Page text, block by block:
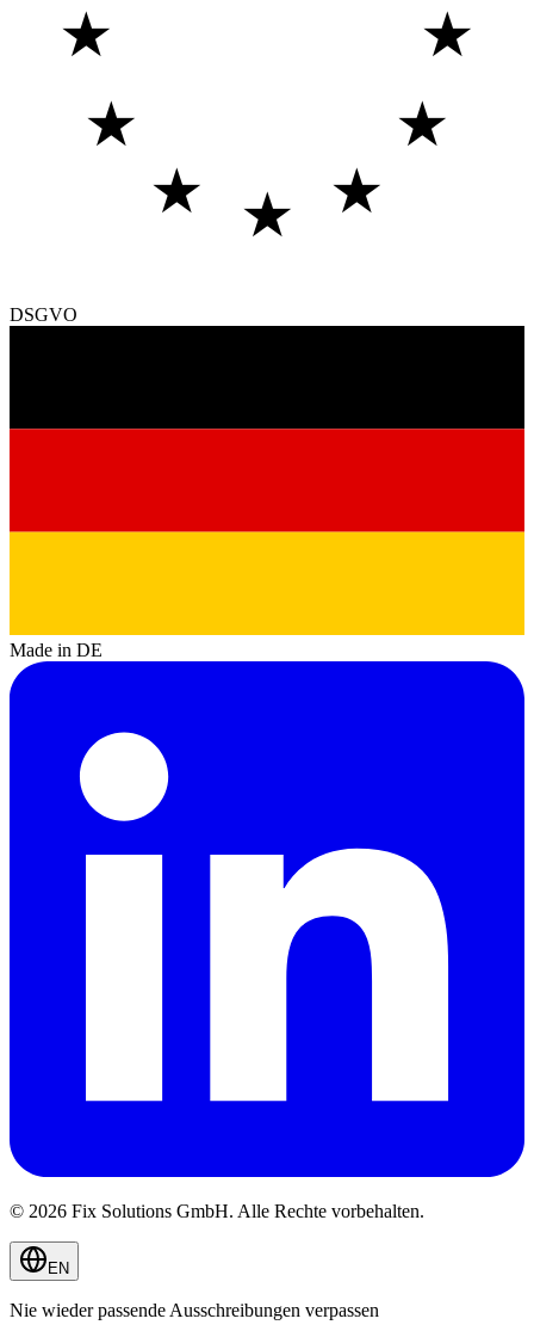
★
★
★
★
★
★
★
DSGVO
Made in DE
© 2026 Fix Solutions GmbH. Alle Rechte vorbehalten.
EN
Nie wieder passende Ausschreibungen verpassen